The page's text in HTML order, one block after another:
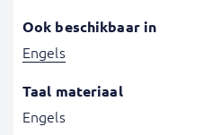
Ook beschikbaar in
Engels
Taal materiaal
Engels